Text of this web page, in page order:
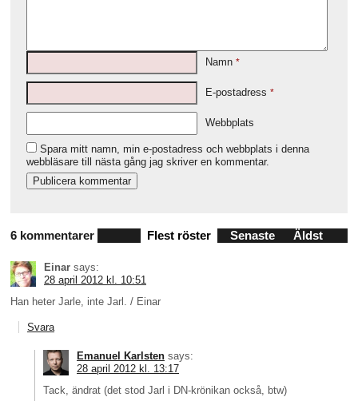
Namn *
E-postadress *
Webbplats
Spara mitt namn, min e-postadress och webbplats i denna
webbläsare till nästa gång jag skriver en kommentar.
6 kommentarer Flest röster Senaste Äldst
Einar says:
28 april 2012 kl. 10:51
Han heter Jarle, inte Jarl. / Einar
Svara
Emanuel Karlsten says:
28 april 2012 kl. 13:17
Tack, ändrat (det stod Jarl i DN-krönikan också, btw)